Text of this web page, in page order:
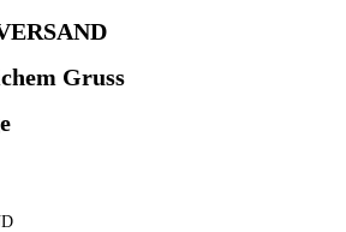
Gruss